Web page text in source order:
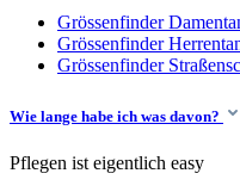
Grössenfinder
Grössenfinder
Grössenfinder
Wie lange habe ich was davon?
Pflegen ist eigentlich easy